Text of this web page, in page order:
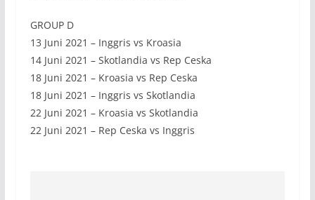
GROUP D
13 Juni 2021 – Inggris vs Kroasia
14 Juni 2021 – Skotlandia vs Rep Ceska
18 Juni 2021 – Kroasia vs Rep Ceska
18 Juni 2021 – Inggris vs Skotlandia
22 Juni 2021 – Kroasia vs Skotlandia
22 Juni 2021 – Rep Ceska vs Inggris